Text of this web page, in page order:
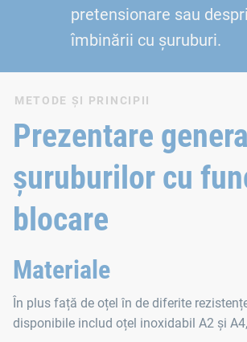
pretensionare sau
îmbinării cu șuruburi.
METODE ȘI PRINCIPII
Prezentare
șuruburilor cu
blocare
Materiale
În plus față de oțel în de diferite
disponibile includ oțel inoxidabil A2 și